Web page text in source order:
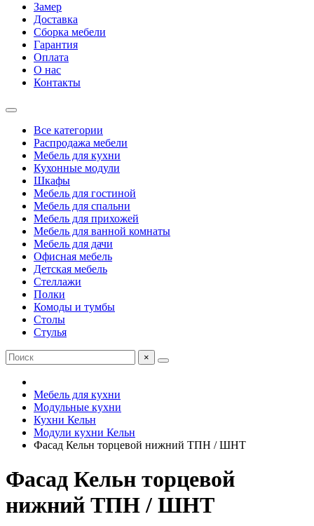
Замер
Доставка
Сборка мебели
Гарантия
Оплата
О нас
Контакты
Все категории
Распродажа мебели
Мебель для кухни
Кухонные модули
Шкафы
Мебель для гостиной
Мебель для спальни
Мебель для прихожей
Мебель для ванной комнаты
Мебель для дачи
Офисная мебель
Детская мебель
Стеллажи
Полки
Комоды и тумбы
Столы
Стулья
×
Мебель для кухни
Модульные кухни
Кухни Кельн
Модули кухни Кельн
Фасад Кельн торцевой нижний ТПН / ШНТ
Фасад Кельн торцевой
нижний ТПН / ШНТ